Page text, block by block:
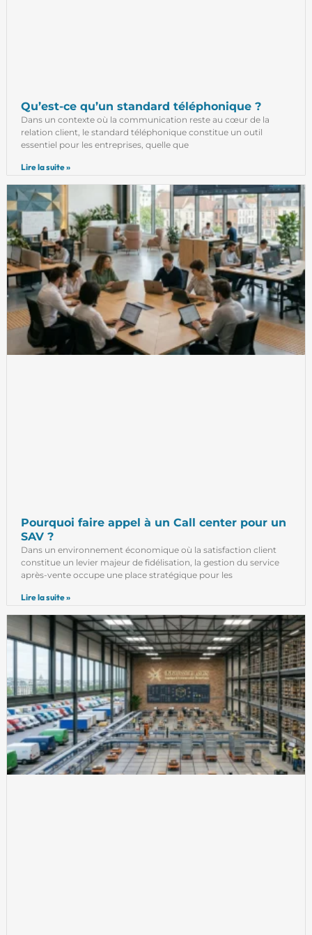
Qu’est-ce qu’un standard téléphonique ?
Dans un contexte où la communication reste au cœur de la
relation client, le standard téléphonique constitue un outil
essentiel pour les entreprises, quelle que
Lire la suite »
Pourquoi faire appel à un Call center pour un
SAV ?
Dans un environnement économique où la satisfaction client
constitue un levier majeur de fidélisation, la gestion du service
après-vente occupe une place stratégique pour les
Lire la suite »